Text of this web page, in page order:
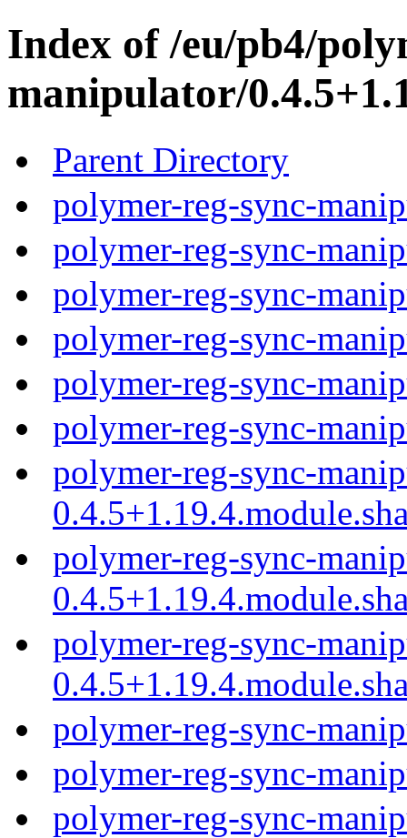
Index of /eu/pb4/
manipulator/
Parent Directory
polymer-reg-sync-
polymer-reg-sync-
polymer-reg-sync-
polymer-reg-sync-
polymer-reg-sync-
polymer-reg-sync-
polymer-reg-sync-
polymer-reg-sync-
polymer-reg-sync-
polymer-reg-sync-
polymer-reg-sync-
polymer-reg-sync-